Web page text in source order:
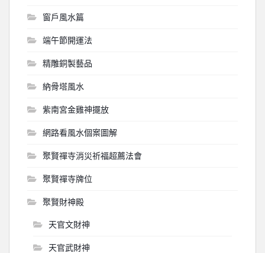
窗戶風水篇
端午節開運法
精雕銅製藝品
納骨塔風水
紫南宮金雞神擺放
網路看風水個案圖解
聚賢禪寺消災祈福超薦法會
聚賢禪寺牌位
聚賢財神殿
天官文財神
天官武財神